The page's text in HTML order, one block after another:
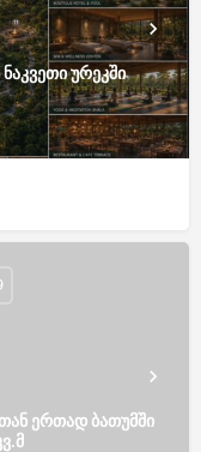
ურეკში
ერთად ბათუმში